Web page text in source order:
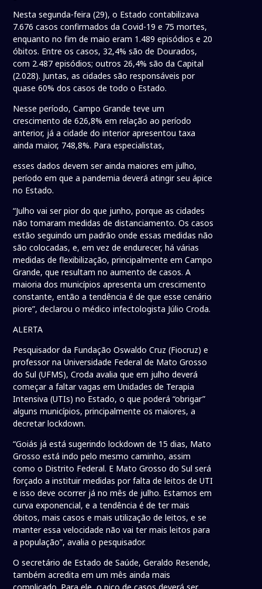
Nesta segunda-feira (29), o Estado contabilizava
7.676 casos confirmados da Covid-19 e 75 mortes,
enquanto no fim de maio eram 1.489 episódios e 20
óbitos. Entre os casos, 32,4% são de Dourados,
com 2.487 episódios; outros 26,4% são da Capital
(2.028). Juntas, as cidades são responsáveis por
quase 60% dos casos de todo o Estado.
Nesse período, Campo Grande teve um
crescimento de 626,8% em relação ao período
anterior, já a cidade do interior apresentou taxa
ainda maior, 748,8%. Para especialistas,
esses dados devem ser ainda maiores em julho,
período em que a pandemia deverá atingir seu ápice
no Estado.
“Julho vai ser pior do que junho, porque as cidades
não tomaram medidas de distanciamento. Os casos
estão seguindo um padrão onde essas medidas não
são colocadas, e, em vez de endurecer, há várias
medidas de flexibilização, principalmente em Campo
Grande, que resultam no aumento de casos. A
maioria dos municípios apresenta um crescimento
constante, então a tendência é de que esse cenário
piore”, declarou o médico infectologista Júlio Croda.
ALERTA
Pesquisador da Fundação Oswaldo Cruz (Fiocruz) e
professor na Universidade Federal de Mato Grosso
do Sul (UFMS), Croda avalia que em julho deverá
começar a faltar vagas em Unidades de Terapia
Intensiva (UTIs) no Estado, o que poderá “obrigar”
alguns municípios, principalmente os maiores, a
decretar lockdown.
“Goiás já está sugerindo lockdown de 15 dias, Mato
Grosso está indo pelo mesmo caminho, assim
como o Distrito Federal. E Mato Grosso do Sul será
forçado a instituir medidas por falta de leitos de UTI
e isso deve ocorrer já no mês de julho. Estamos em
curva exponencial, e a tendência é de ter mais
óbitos, mais casos e mais utilização de leitos, e se
manter essa velocidade não vai ter mais leitos para
a população”, avalia o pesquisador.
O secretário de Estado de Saúde, Geraldo Resende,
também acredita em um mês ainda mais